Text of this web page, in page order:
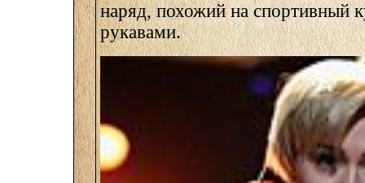
наряд, похожий на спортивный
рукавами.